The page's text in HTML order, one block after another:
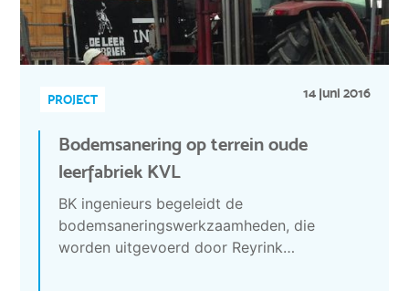
PROJECT 14 juni 2016
Bodemsanering op terrein oude
leerfabriek KVL
BK ingenieurs begeleidt de
bodemsaneringswerkzaamheden, die
worden uitgevoerd door Reyrink…